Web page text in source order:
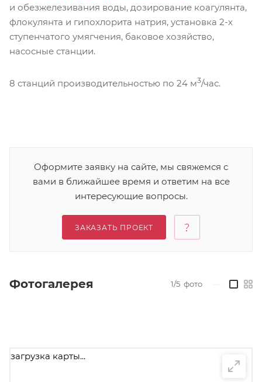
и обезжелезивания воды, дозирование коагулянта,
флокулянта и гипохлорита натрия, установка 2-х
ступенчатого умягчения, баковое хозяйство,
насосные станции.
8 станций производительностью по 24 м3/час.
Оформите заявку на сайте, мы свяжемся с
вами в ближайшее время и ответим на все
интересующие вопросы.
ЗАКАЗАТЬ ПРОЕКТ
Фотогалерея 1/5 фото
загрузка карты...